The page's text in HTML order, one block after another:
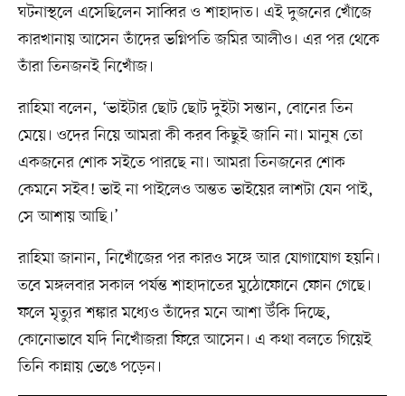
ঘটনাস্থলে এসেছিলেন সাব্বির ও শাহাদাত। এই দুজনের খোঁজে
কারখানায় আসেন তাঁদের ভগ্নিপতি জমির আলীও। এর পর থেকে
তাঁরা তিনজনই নিখোঁজ।
রাহিমা বলেন, ‘ভাইটার ছোট ছোট দুইটা সন্তান, বোনের তিন
মেয়ে। ওদের নিয়ে আমরা কী করব কিছুই জানি না। মানুষ তো
একজনের শোক সইতে পারছে না। আমরা তিনজনের শোক
কেমনে সইব! ভাই না পাইলেও অন্তত ভাইয়ের লাশটা যেন পাই,
সে আশায় আছি।’
রাহিমা জানান, নিখোঁজের পর কারও সঙ্গে আর যোগাযোগ হয়নি।
তবে মঙ্গলবার সকাল পর্যন্ত শাহাদাতের মুঠোফোনে ফোন গেছে।
ফলে মৃত্যুর শঙ্কার মধ্যেও তাঁদের মনে আশা উঁকি দিচ্ছে,
কোনোভাবে যদি নিখোঁজরা ফিরে আসেন। এ কথা বলতে গিয়েই
তিনি কান্নায় ভেঙে পড়েন।